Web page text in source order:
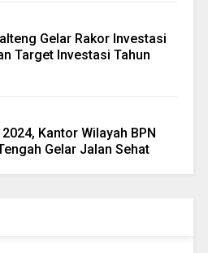
Gelar Rakor Investasi
Target Investasi Tahun
Kantor Wilayah BPN
Gelar Jalan Sehat